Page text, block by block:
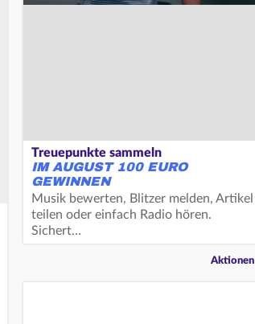
Treuepunkte sammeln
IM AUGUST 100 EURO
GEWINNEN
Musik bewerten, Blitzer melden, Artikel
teilen oder einfach Radio hören.
Sichert…
Aktionen